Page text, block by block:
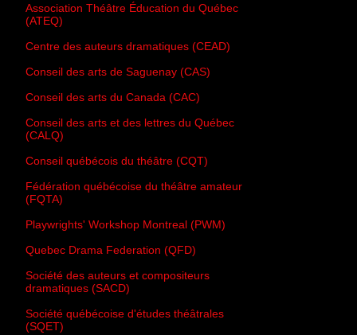
Association Théâtre Éducation du Québec
(ATEQ)
Centre des auteurs dramatiques (CEAD)
Conseil des arts de Saguenay (CAS)
Conseil des arts du Canada (CAC)
Conseil des arts et des lettres du Québec
(CALQ)
Conseil québécois du théâtre (CQT)
Fédération québécoise du théâtre amateur
(FQTA)
Playwrights' Workshop Montreal (PWM)
Quebec Drama Federation (QFD)
Société des auteurs et compositeurs
dramatiques (SACD)
Société québécoise d'études théâtrales
(SQET)